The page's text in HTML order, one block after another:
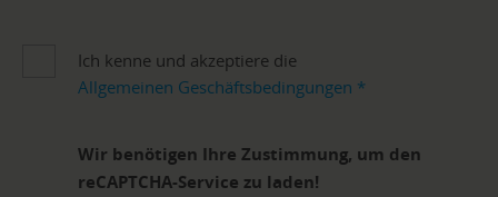
Ich kenne und akzeptiere die
Allgemeinen Geschäftsbedingungen *
Wir benötigen Ihre Zustimmung, um den
reCAPTCHA-Service zu laden!